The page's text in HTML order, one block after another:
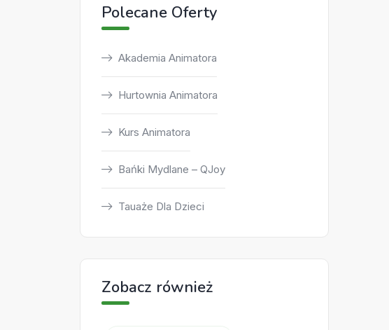
Polecane Oferty
Akademia Animatora
Hurtownia Animatora
Kurs Animatora
Bańki Mydlane – QJoy
Tauaże Dla Dzieci
Zobacz również